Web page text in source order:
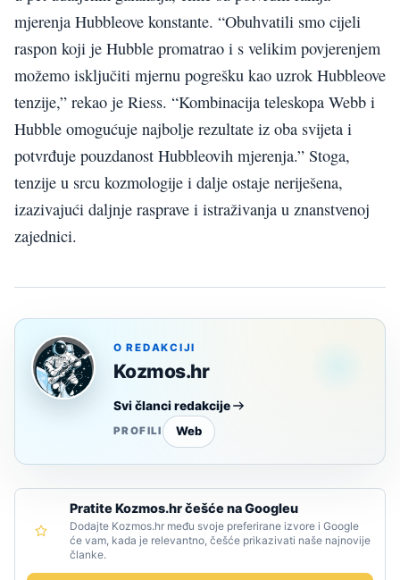
mjerenja Hubbleove konstante. “Obuhvatili smo cijeli
raspon koji je Hubble promatrao i s velikim povjerenjem
možemo isključiti mjernu pogrešku kao uzrok Hubbleove
tenzije,” rekao je Riess. “Kombinacija teleskopa Webb i
Hubble omogućuje najbolje rezultate iz oba svijeta i
potvrđuje pouzdanost Hubbleovih mjerenja.” Stoga,
tenzije u srcu kozmologije i dalje ostaje neriješena,
izazivajući daljnje rasprave i istraživanja u znanstvenoj
zajednici.
O REDAKCIJI
Kozmos.hr
Svi članci redakcije
PROFILI Web
Pratite Kozmos.hr češće na Googleu
Dodajte Kozmos.hr među svoje preferirane izvore i Google
će vam, kada je relevantno, češće prikazivati naše najnovije
članke.